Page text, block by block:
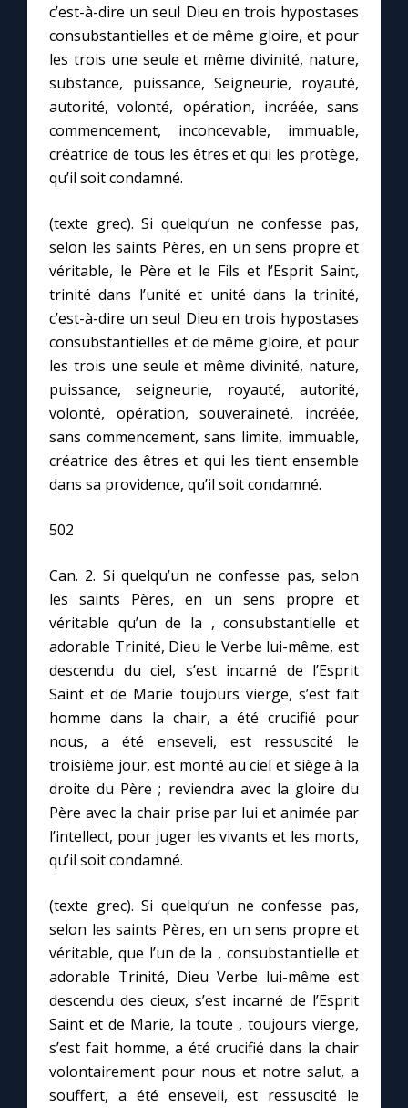
c’est-à-dire un seul Dieu en trois hypostases
consubstantielles et de même gloire, et pour
les trois une seule et même divinité, nature,
substance, puissance, Seigneurie, royauté,
autorité, volonté, opération, incréée, sans
commencement, inconcevable, immuable,
créatrice de tous les êtres et qui les protège,
qu’il soit condamné.
(texte grec). Si quelqu’un ne confesse pas,
selon les saints Pères, en un sens propre et
véritable, le Père et le Fils et l’Esprit Saint,
trinité dans l’unité et unité dans la trinité,
c’est-à-dire un seul Dieu en trois hypostases
consubstantielles et de même gloire, et pour
les trois une seule et même divinité, nature,
puissance, seigneurie, royauté, autorité,
volonté, opération, souveraineté, incréée,
sans commencement, sans limite, immuable,
créatrice des êtres et qui les tient ensemble
dans sa providence, qu’il soit condamné.
502
Can. 2. Si quelqu’un ne confesse pas, selon
les saints Pères, en un sens propre et
véritable qu’un de la , consubstantielle et
adorable Trinité, Dieu le Verbe lui-même, est
descendu du ciel, s’est incarné de l’Esprit
Saint et de Marie toujours vierge, s’est fait
homme dans la chair, a été crucifié pour
nous, a été enseveli, est ressuscité le
troisième jour, est monté au ciel et siège à la
droite du Père ; reviendra avec la gloire du
Père avec la chair prise par lui et animée par
l’intellect, pour juger les vivants et les morts,
qu’il soit condamné.
(texte grec). Si quelqu’un ne confesse pas,
selon les saints Pères, en un sens propre et
véritable, que l’un de la , consubstantielle et
adorable Trinité, Dieu Verbe lui-même est
descendu des cieux, s’est incarné de l’Esprit
Saint et de Marie, la toute , toujours vierge,
s’est fait homme, a été crucifié dans la chair
volontairement pour nous et notre salut, a
souffert, a été enseveli, est ressuscité le